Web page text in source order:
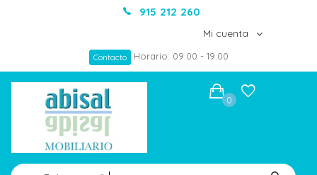
915 212 260
Mi cuenta
Contacto Horario: 09:00 - 19:00
0